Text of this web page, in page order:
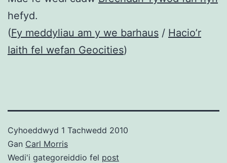
hefyd.
(Fy meddyliau am y we barhaus / Hacio’r
Iaith fel wefan Geocities)
Cyhoeddwyd 1 Tachwedd 2010
Gan Carl Morris
Wedi'i gategoreiddio fel post